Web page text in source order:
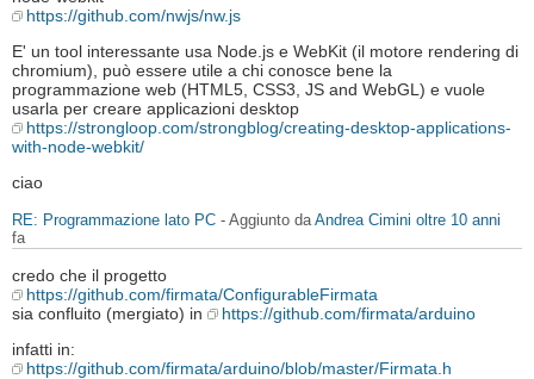
https://github.com/nwjs/nw.js
E' un tool interessante usa Node.js e WebKit (il motore rendering di
chromium), può essere utile a chi conosce bene la
programmazione web (HTML5, CSS3, JS and WebGL) e vuole
usarla per creare applicazioni desktop
https://strongloop.com/strongblog/creating-desktop-applications-
with-node-webkit/
ciao
RE: Programmazione lato PC - Aggiunto da Andrea Cimini oltre 10 anni
fa
credo che il progetto
https://github.com/firmata/ConfigurableFirmata
sia confluito (mergiato) in
https://github.com/firmata/arduino
infatti in:
https://github.com/firmata/arduino/blob/master/Firmata.h